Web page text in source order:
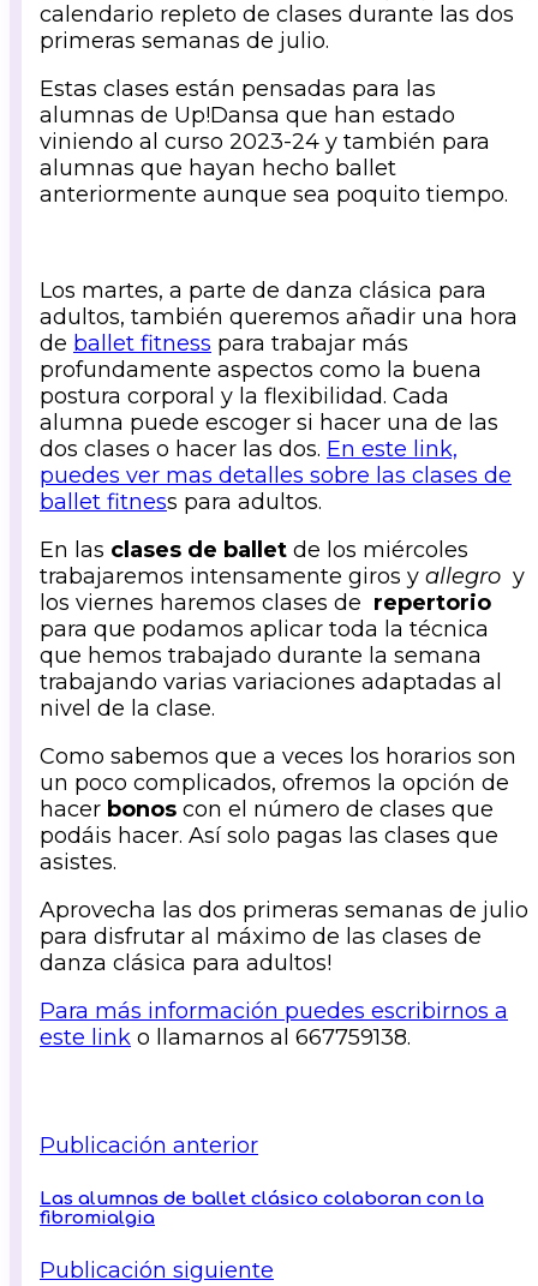
calendario repleto de clases durante las dos
primeras semanas de julio.
Estas clases están pensadas para las
alumnas de Up!Dansa que han estado
viniendo al curso 2023-24 y también para
alumnas que hayan hecho ballet
anteriormente aunque sea poquito tiempo.
Los martes, a parte de danza clásica para
adultos, también queremos añadir una hora
de ballet fitness para trabajar más
profundamente aspectos como la buena
postura corporal y la flexibilidad. Cada
alumna puede escoger si hacer una de las
dos clases o hacer las dos. En este link,
puedes ver mas detalles sobre las clases de
ballet fitness para adultos.
En las clases de ballet de los miércoles
trabajaremos intensamente giros y allegro y
los viernes haremos clases de repertorio
para que podamos aplicar toda la técnica
que hemos trabajado durante la semana
trabajando varias variaciones adaptadas al
nivel de la clase.
Como sabemos que a veces los horarios son
un poco complicados, ofremos la opción de
hacer bonos con el número de clases que
podáis hacer. Así solo pagas las clases que
asistes.
Aprovecha las dos primeras semanas de julio
para disfrutar al máximo de las clases de
danza clásica para adultos!
Para más información puedes escribirnos a
este link o llamarnos al 667759138.
Publicación anterior
Las alumnas de ballet clásico colaboran con la
fibromialgia
Publicación siguiente